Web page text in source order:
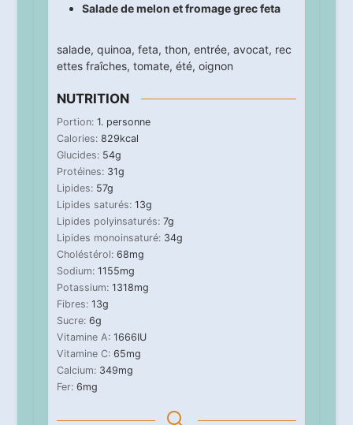
Salade de melon et fromage grec feta
salade, quinoa, feta, thon, entrée, avocat, rec
ettes fraîches, tomate, été, oignon
NUTRITION
Portion: 1. personne
Calories: 829kcal
Glucides: 54g
Protéines: 31g
Lipides: 57g
Lipides saturés: 13g
Lipides polyinsaturés: 7g
Lipides monoinsaturé: 34g
Choléstérol: 68mg
Sodium: 1155mg
Potassium: 1318mg
Fibres: 13g
Sucre: 6g
Vitamine A: 1666IU
Vitamine C: 65mg
Calcium: 349mg
Fer: 6mg